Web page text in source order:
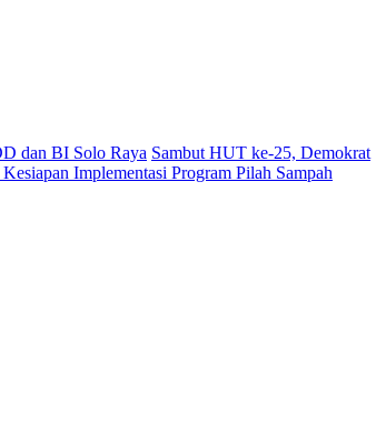
dan BI Solo Raya Sambut HUT ke-25, Demokrat
Implementasi Program Pilah Sampah